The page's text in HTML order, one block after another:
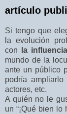
artículo
Si tengo que
la evolución
con
la
mundo de la
ante un público
podría
actores, etc.
A quién no le
un “¡Qué bien lo